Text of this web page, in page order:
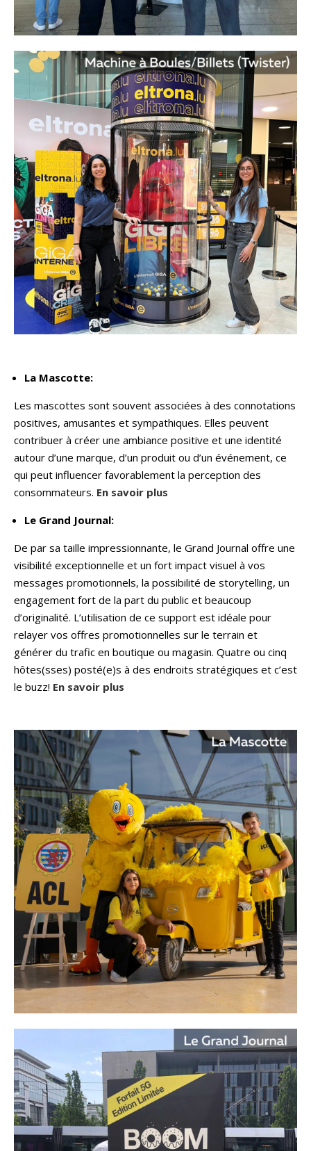
La Mascotte:
Les mascottes sont souvent associées à des connotations
positives, amusantes et sympathiques. Elles peuvent
contribuer à créer une ambiance positive et une identité
autour d’une marque, d’un produit ou d’un événement, ce
qui peut influencer favorablement la perception des
consommateurs. En savoir plus
Le Grand Journal:
De par sa taille impressionnante, le Grand Journal offre une
visibilité exceptionnelle et un fort impact visuel à vos
messages promotionnels, la possibilité de storytelling, un
engagement fort de la part du public et beaucoup
d’originalité. L’utilisation de ce support est idéale pour
relayer vos offres promotionnelles sur le terrain et
générer du trafic en boutique ou magasin. Quatre ou cinq
hôtes(sses) posté(e)s à des endroits stratégiques et c’est
le buzz! En savoir plus